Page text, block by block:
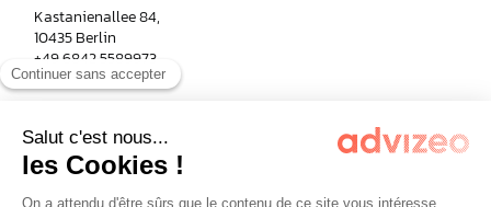
Kastanienallee 84,
10435 Berlin
+49 6842 5589973
Mailand - Italien